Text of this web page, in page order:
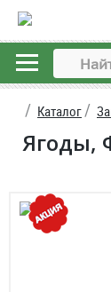
Каталог
Ягоды,